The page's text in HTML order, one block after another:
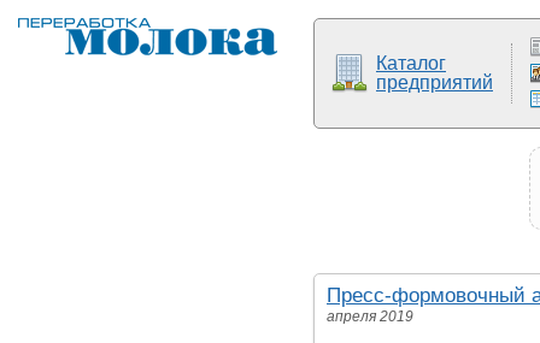
Каталог
предприятий
Пресс-формовочный
апреля 2019